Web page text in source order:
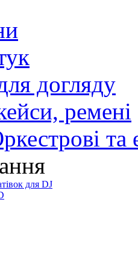
догляду
ремені
та
для DJ